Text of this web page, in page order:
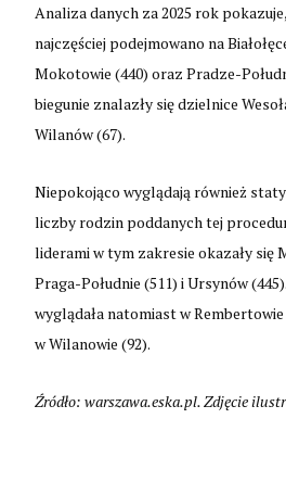
Analiza danych za 2025 rok
najczęściej podejmowano na
Mokotowie (440) oraz Pradze-
biegunie znalazły się dzielnice
Wilanów (67).
Niepokojąco wyglądają również
liczby rodzin poddanych tej
liderami w tym zakresie okazały się
Praga-Południe (511) i Ursynów
wyglądała natomiast w Rembertowie
w Wilanowie (92).
Źródło: warszawa.eska.pl. Zdjęcie